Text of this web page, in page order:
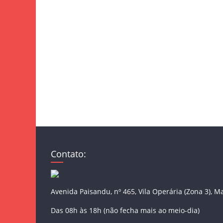
Contato:
Avenida Paisandu, nº 465, Vila Operária (Zona 3),
Das 08h às 18h (não fecha mais ao meio-dia)